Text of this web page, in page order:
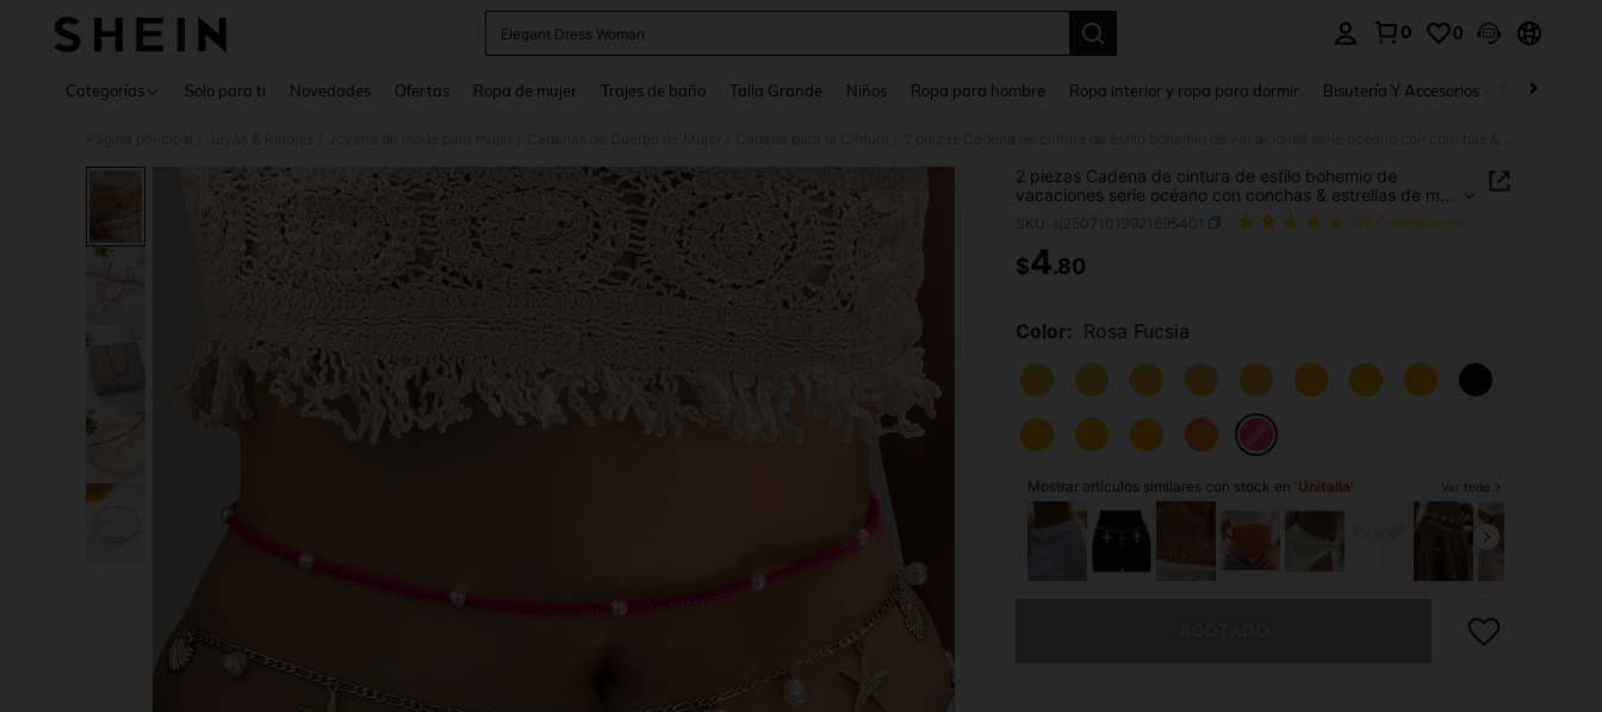
Elegant Dress Woman
0 0
Categorías Solo para ti Novedades Ofertas Ropa de mujer Trajes de baño Talla Grande Niños Ropa para hombre Ropa interior y ropa para dormir Bisutería Y Accesorios Zapatos
2 piezas Cadena de cintura de estilo bohemio de
vacaciones serie océano con conchas & estrellas de mar
de cuentas de semilla para mujeres
(95 Comentarios)
PRICE AND AVAILABILITY
$4.80
Color: Rosa Fucsia
Mostrar artículos similares con stock en 'Unitalla' Ver todo